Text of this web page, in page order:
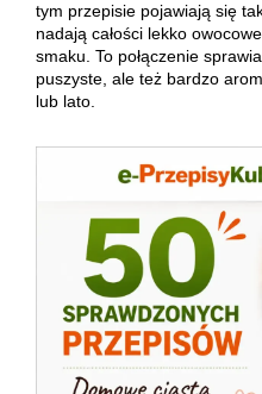
tym przepisie pojawiają się
nadają całości lekko
smaku. To połączenie
puszyste, ale też bardzo
lub lato.